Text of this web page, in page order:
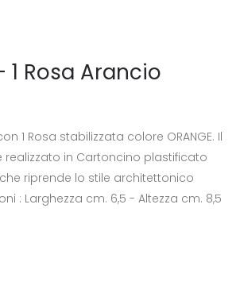
1 Rosa Arancio
1 Rosa stabilizzata colore ORANGE. Il
in Cartoncino plastificato
riprende lo stile architettonico
: Larghezza cm. 6,5 - Altezza cm. 8,5